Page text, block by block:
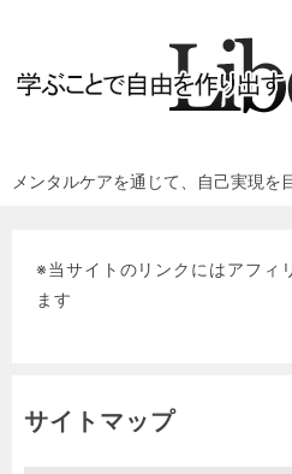
メンタルケアを通じて、自己実現を
※当サイトのリンクにはアフィ
ます
サイトマップ